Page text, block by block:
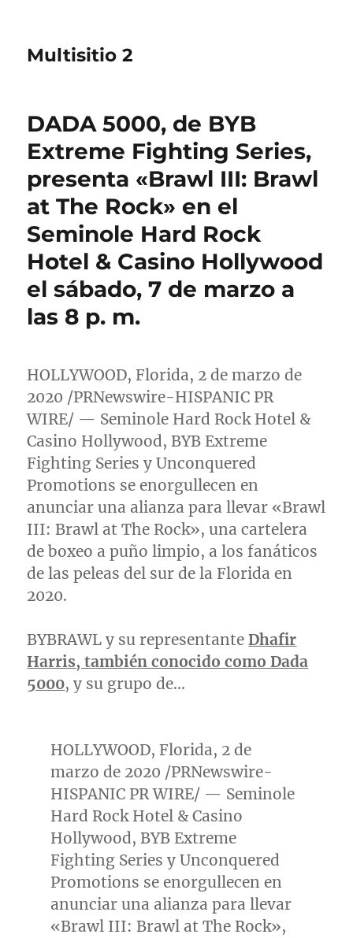
Multisitio 2
DADA 5000, de BYB
Extreme Fighting Series,
presenta «Brawl III: Brawl
at The Rock» en el
Seminole Hard Rock
Hotel & Casino Hollywood
el sábado, 7 de marzo a
las 8 p. m.
HOLLYWOOD, Florida, 2 de marzo de
2020 /PRNewswire-HISPANIC PR
WIRE/ — Seminole Hard Rock Hotel &
Casino Hollywood, BYB Extreme
Fighting Series y Unconquered
Promotions se enorgullecen en
anunciar una alianza para llevar «Brawl
III: Brawl at The Rock», una cartelera
de boxeo a puño limpio, a los fanáticos
de las peleas del sur de laFlorida en
2020.
BYBRAWL y su representanteDhafir
Harris, también conocido como Dada
5000, y su grupo de…
HOLLYWOOD, Florida, 2 de
marzo de 2020 /PRNewswire-
HISPANIC PR WIRE/ — Seminole
Hard Rock Hotel & Casino
Hollywood, BYB Extreme
Fighting Series y Unconquered
Promotions se enorgullecen en
anunciar una alianza para llevar
«Brawl III: Brawl at The Rock»,